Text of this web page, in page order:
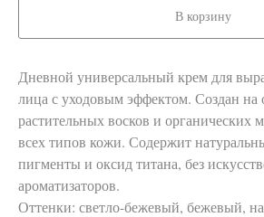
В корзину
Дневной универсальный крем для
лица с уходовым эффектом. Создан на
растительных восков и органических
всех типов кожи. Содержит
пигменты и оксид титана, без
ароматизаторов.
Оттенки: светло-бежевый, бежевый,